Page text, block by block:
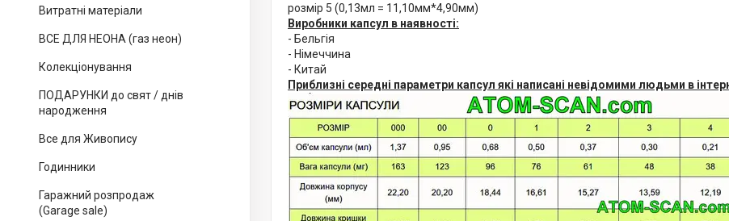
Витратні матеріали
ВСЕ ДЛЯ НЕОНА (газ неон)
Колекціонування
ПОДАРУНКИ до свят / днів
народження
Все для Живопису
Годинники
Гаражний розпродаж
(Garage sale)
розмір 5 (0,13мл = 11,10мм*4,90мм)
Виробники капсул в наявності:
- Бельгія
- Німеччина
- Китай
Приблизні середні параметри капсул які написані невідомими людьми в